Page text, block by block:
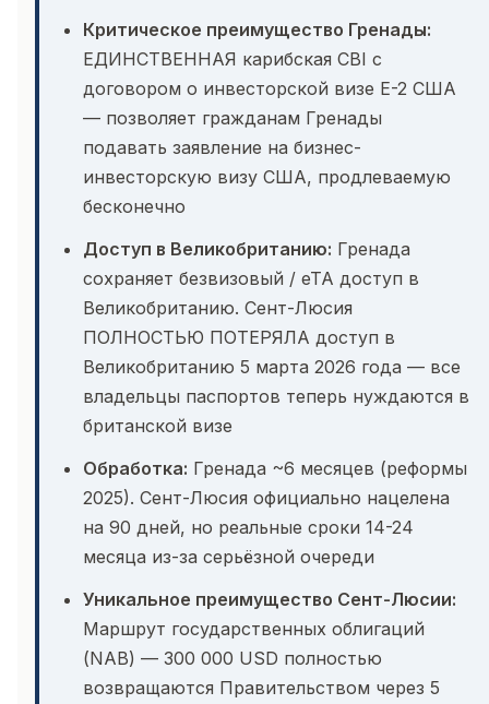
Критическое преимущество Гренады:
ЕДИНСТВЕННАЯ карибская CBI с
договором о инвесторской визе E-2 США
— позволяет гражданам Гренады
подавать заявление на бизнес-
инвесторскую визу США, продлеваемую
бесконечно
Доступ в Великобританию: Гренада
сохраняет безвизовый / eTA доступ в
Великобританию. Сент-Люсия
ПОЛНОСТЬЮ ПОТЕРЯЛА доступ в
Великобританию 5 марта 2026 года — все
владельцы паспортов теперь нуждаются в
британской визе
Обработка: Гренада ~6 месяцев (реформы
2025). Сент-Люсия официально нацелена
на 90 дней, но реальные сроки 14-24
месяца из-за серьёзной очереди
Уникальное преимущество Сент-Люсии:
Маршрут государственных облигаций
(NAB) — 300 000 USD полностью
возвращаются Правительством через 5